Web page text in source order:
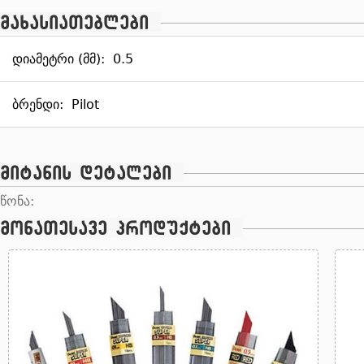
მახასიათებლები
დიამეტრი (მმ): 0.5
ბრენდი: Pilot
მიტანის დეტალები
წონა:
მონათესავე პროდუქტები